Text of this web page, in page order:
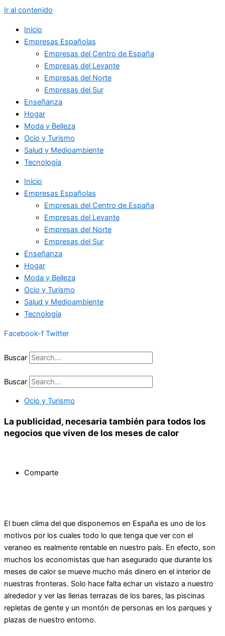
Ir al contenido
Inicio
Empresas Españolas
Empresas del Centro de España
Empresas del Levante
Empresas del Norte
Empresas del Sur
Enseñanza
Hogar
Moda y Belleza
Ocio y Turismo
Salud y Medioambiente
Tecnología
Inicio
Empresas Españolas
Empresas del Centro de España
Empresas del Levante
Empresas del Norte
Empresas del Sur
Enseñanza
Hogar
Moda y Belleza
Ocio y Turismo
Salud y Medioambiente
Tecnología
Facebook-f Twitter
Buscar
Buscar
Ocio y Turismo
La publicidad, necesaria también para todos los
negocios que viven de los meses de calor
Comparte
El buen clima del que disponemos en España es uno de los
motivos por los cuales todo lo que tenga que ver con el
veraneo es realmente rentable en nuestro país. En efecto, son
muchos los economistas que han asegurado que durante los
meses de calor se mueve mucho más dinero en el interior de
nuestras fronteras. Solo hace falta echar un vistazo a nuestro
alrededor y ver las llenas terrazas de los bares, las piscinas
repletas de gente y un montón de personas en los parques y
plazas de nuestro entorno.